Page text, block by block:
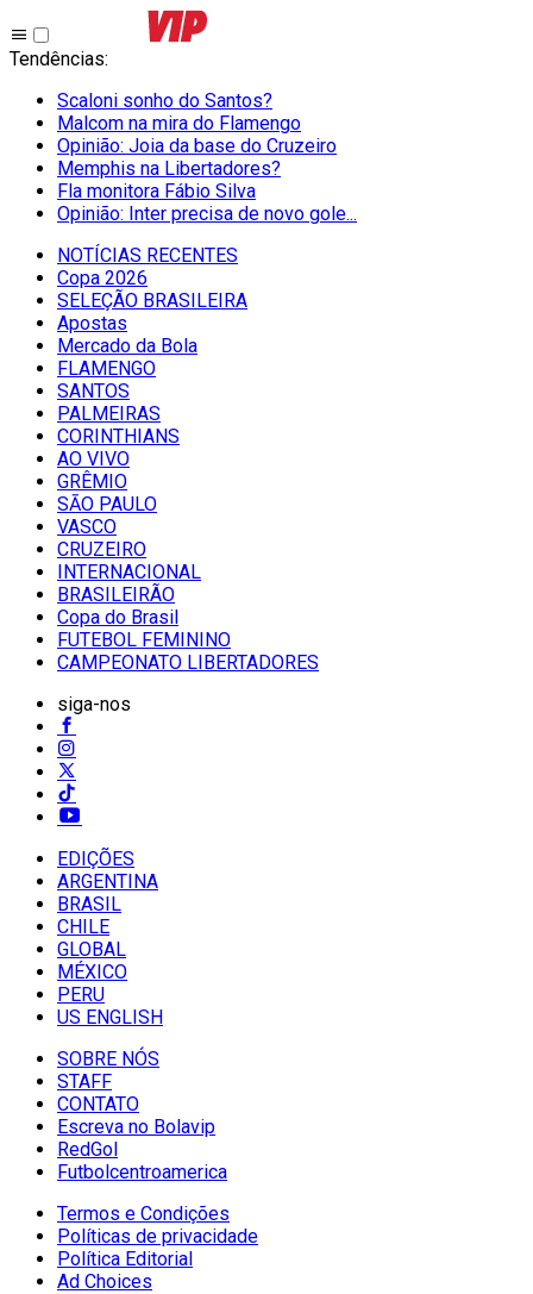
Tendências:
Scaloni sonho do Santos?
Malcom na mira do Flamengo
Opinião: Joia da base do Cruzeiro
Memphis na Libertadores?
Fla monitora Fábio Silva
Opinião: Inter precisa de novo gole...
NOTÍCIAS RECENTES
Copa 2026
SELEÇÃO BRASILEIRA
Apostas
Mercado da Bola
FLAMENGO
SANTOS
PALMEIRAS
CORINTHIANS
AO VIVO
GRÊMIO
SĀO PAULO
VASCO
CRUZEIRO
INTERNACIONAL
BRASILEIRÃO
Copa do Brasil
FUTEBOL FEMININO
CAMPEONATO LIBERTADORES
siga-nos
EDIÇÕES
ARGENTINA
BRASIL
CHILE
GLOBAL
MÉXICO
PERU
US ENGLISH
SOBRE NÓS
STAFF
CONTATO
Escreva no Bolavip
RedGol
Futbolcentroamerica
Termos e Condições
Políticas de privacidade
Política Editorial
Ad Choices